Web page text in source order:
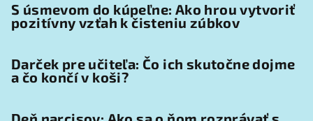
S úsmevom do kúpeľne: Ako hrou vytvoriť
pozitívny vzťah k čisteniu zúbkov
Darček pre učiteľa: Čo ich skutočne dojme
a čo končí v koši?